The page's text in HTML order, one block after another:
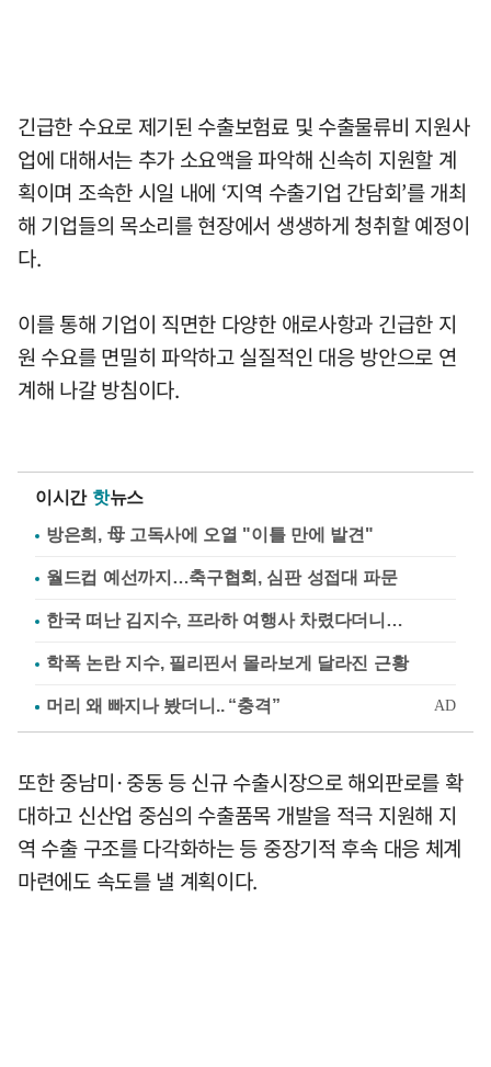
긴급한 수요로 제기된 수출보험료 및 수출물류비 지원사
업에 대해서는 추가 소요액을 파악해 신속히 지원할 계
획이며 조속한 시일 내에 ‘지역 수출기업 간담회’를 개최
해 기업들의 목소리를 현장에서 생생하게 청취할 예정이
다.
이를 통해 기업이 직면한 다양한 애로사항과 긴급한 지
원 수요를 면밀히 파악하고 실질적인 대응 방안으로 연
계해 나갈 방침이다.
이시간 핫뉴스
방은희, 母 고독사에 오열 "이틀 만에 발견"
월드컵 예선까지…축구협회, 심판 성접대 파문
한국 떠난 김지수, 프라하 여행사 차렸다더니…
학폭 논란 지수, 필리핀서 몰라보게 달라진 근황
또한 중남미·중동 등 신규 수출시장으로 해외판로를 확
대하고 신산업 중심의 수출품목 개발을 적극 지원해 지
역 수출 구조를 다각화하는 등 중장기적 후속 대응 체계
마련에도 속도를 낼 계획이다.